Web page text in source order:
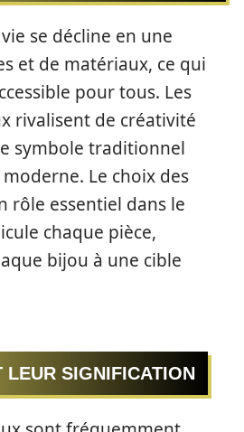
se décline en une
et de matériaux, ce qui
pour tous. Les
rivalisent de créativité
symbole traditionnel
Le choix des
rôle essentiel dans le
chaque pièce,
bijou à une cible
LEUR SIGNIFICATION